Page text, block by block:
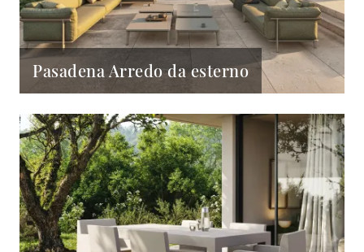
Pasadena Arredo da esterno